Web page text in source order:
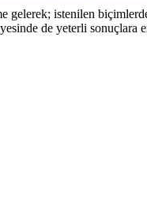
gelerek; istenilen
de yeterli